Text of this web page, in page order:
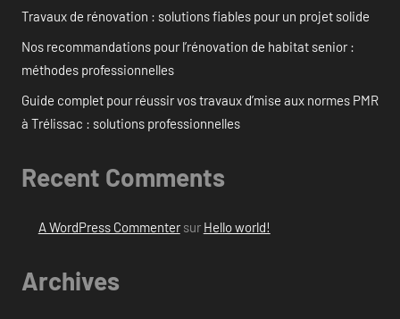
Travaux de rénovation : solutions fiables pour un projet solide
Nos recommandations pour l’rénovation de habitat senior :
méthodes professionnelles
Guide complet pour réussir vos travaux d’mise aux normes PMR
à Trélissac : solutions professionnelles
Recent Comments
A WordPress Commentersur Hello world!
Archives